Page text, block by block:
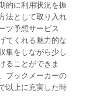
的に利用状況を振
法として取り入れ
ツ予想サービス
てくれる魅力的な
集をしながら少し
ることができま
ブックメーカーの
以上に充実した時